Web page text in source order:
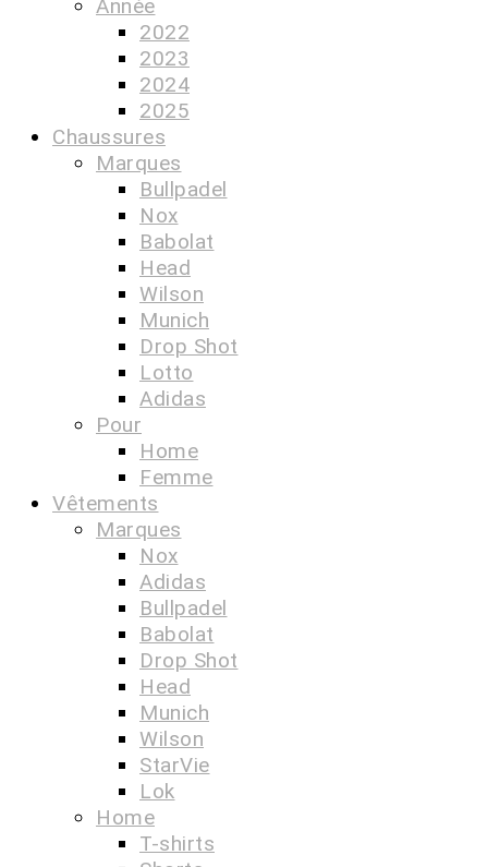
Année
2022
2023
2024
2025
Chaussures
Marques
Bullpadel
Nox
Babolat
Head
Wilson
Munich
Drop Shot
Lotto
Adidas
Pour
Home
Femme
Vêtements
Marques
Nox
Adidas
Bullpadel
Babolat
Drop Shot
Head
Munich
Wilson
StarVie
Lok
Home
T-shirts